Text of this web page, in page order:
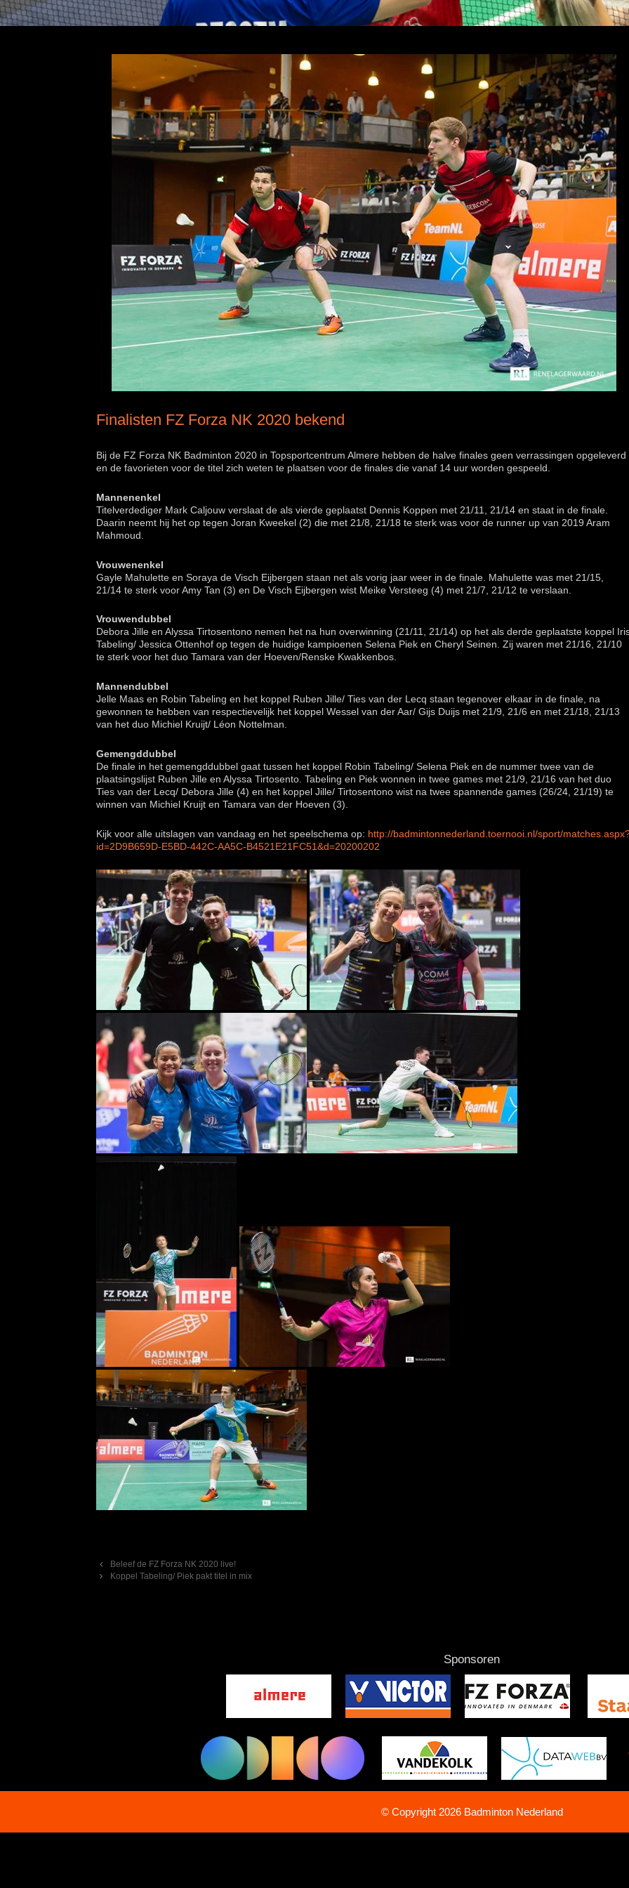
Finalisten FZ Forza NK 2020 bekend
Bij de FZ Forza NK Badminton 2020 in Topsportcentrum Almere hebben de halve finales geen verrassingen opgeleverd
en de favorieten voor de titel zich weten te plaatsen voor de finales die vanaf 14 uur worden gespeeld.
Mannenenkel
Titelverdediger Mark Caljouw verslaat de als vierde geplaatst Dennis Koppen met 21/11, 21/14 en staat in de finale.
Daarin neemt hij het op tegen Joran Kweekel (2) die met 21/8, 21/18 te sterk was voor de runner up van 2019 Aram
Mahmoud.
Vrouwenenkel
Gayle Mahulette en Soraya de Visch Eijbergen staan net als vorig jaar weer in de finale. Mahulette was met 21/15,
21/14 te sterk voor Amy Tan (3) en De Visch Eijbergen wist Meike Versteeg (4) met 21/7, 21/12 te verslaan.
Vrouwendubbel
Debora Jille en Alyssa Tirtosentono nemen het na hun overwinning (21/11, 21/14) op het als derde geplaatste koppel
Tabeling/ Jessica Ottenhof op tegen de huidige kampioenen Selena Piek en Cheryl Seinen. Zij waren met 21/16, 21/10
te sterk voor het duo Tamara van der Hoeven/Renske Kwakkenbos.
Mannendubbel
Jelle Maas en Robin Tabeling en het koppel Ruben Jille/ Ties van der Lecq staan tegenover elkaar in de finale, na
gewonnen te hebben van respectievelijk het koppel Wessel van der Aar/ Gijs Duijs met 21/9, 21/6 en met 21/18, 21/13
van het duo Michiel Kruijt/ Léon Nottelman.
Gemengddubbel
De finale in het gemengddubbel gaat tussen het koppel Robin Tabeling/ Selena Piek en de nummer twee van de
plaatsingslijst Ruben Jille en Alyssa Tirtosento. Tabeling en Piek wonnen in twee games met 21/9, 21/16 van het duo
Ties van der Lecq/ Debora Jille (4) en het koppel Jille/ Tirtosentono wist na twee spannende games (26/24, 21/19) te
winnen van Michiel Kruijt en Tamara van der Hoeven (3).
Kijk voor alle uitslagen van vandaag en het speelschema op: http://badmintonnederland.toernooi.nl/sport/
id=2D9B659D-E5BD-442C-AA5C-B4521E21FC51&d=20200202
Berichtnavigatie
Beleef de FZ Forza NK 2020 live!
Koppel Tabeling/ Piek pakt titel in mix
Sponsoren
© Copyright 2026 Badminton Nederland